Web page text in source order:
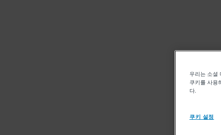
우리는 소셜
쿠키를 사용
다.
쿠키 설정